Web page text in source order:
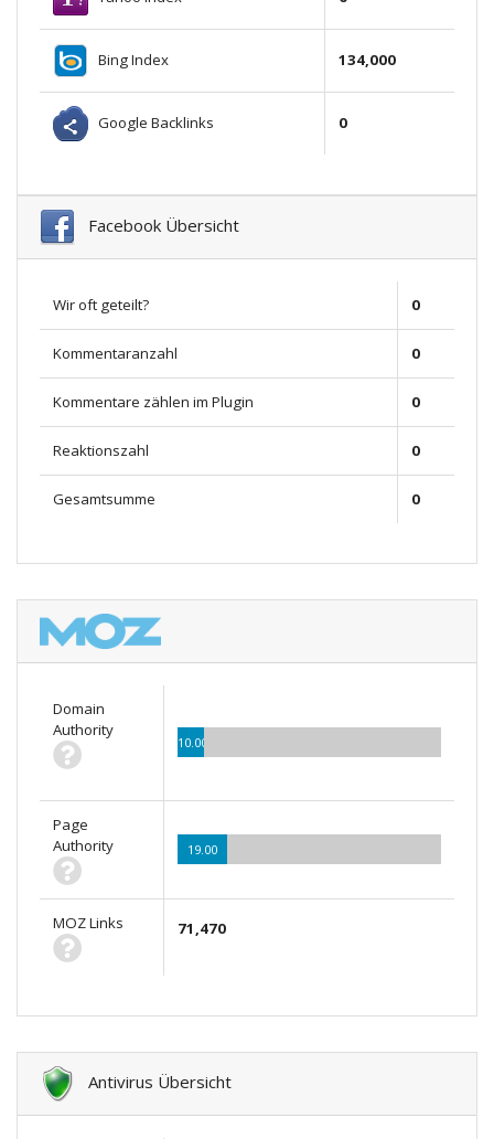
Bing Index 134,000
Google Backlinks 0
Facebook Übersicht
Wir oft geteilt? 0
Kommentaranzahl 0
Kommentare zählen im Plugin 0
Reaktionszahl 0
Gesamtsumme 0
Domain
Authority
10.00
Page
Authority
19.00
MOZ Links 71,470
Antivirus Übersicht